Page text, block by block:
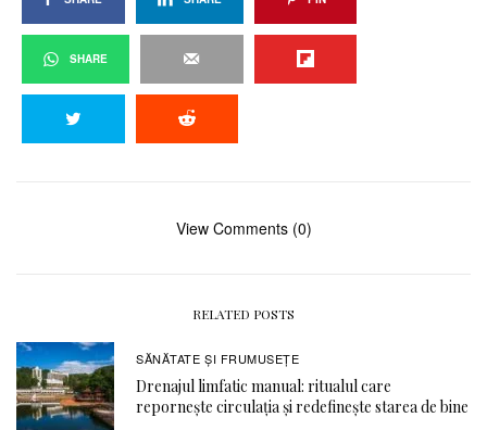
SHARE
View Comments (0)
RELATED POSTS
SĂNĂTATE ŞI FRUMUSEȚE
Drenajul limfatic manual: ritualul care
repornește circulația și redefinește starea de bine